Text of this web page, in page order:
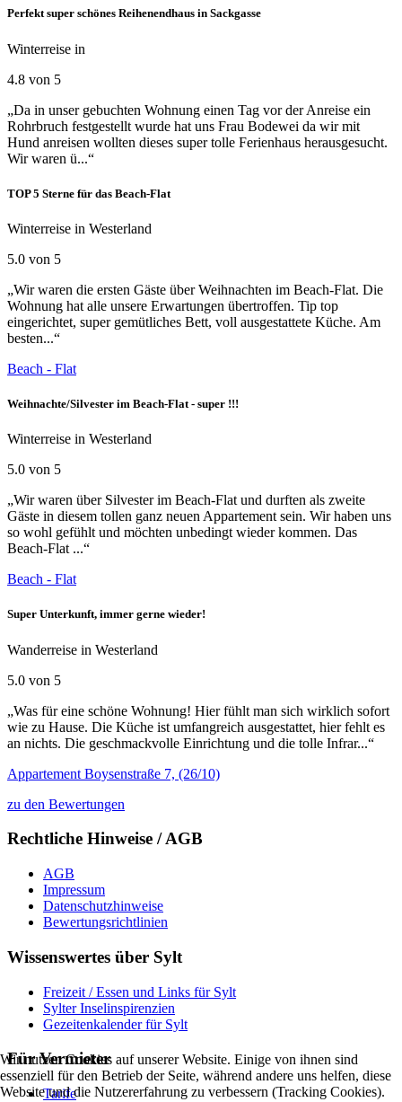
Perfekt super schönes Reihenendhaus in Sackgasse
Winterreise in
4.8 von 5
„Da in unser gebuchten Wohnung einen Tag vor der Anreise ein
Rohrbruch festgestellt wurde hat uns Frau Bodewei da wir mit
Hund anreisen wollten dieses super tolle Ferienhaus herausgesucht.
Wir waren ü...“
TOP 5 Sterne für das Beach-Flat
Winterreise in Westerland
5.0 von 5
„Wir waren die ersten Gäste über Weihnachten im Beach-Flat. Die
Wohnung hat alle unsere Erwartungen übertroffen. Tip top
eingerichtet, super gemütliches Bett, voll ausgestattete Küche. Am
besten...“
Beach - Flat
Weihnachte/Silvester im Beach-Flat - super !!!
Winterreise in Westerland
5.0 von 5
„Wir waren über Silvester im Beach-Flat und durften als zweite
Gäste in diesem tollen ganz neuen Appartement sein. Wir haben uns
so wohl gefühlt und möchten unbedingt wieder kommen. Das
Beach-Flat ...“
Beach - Flat
Super Unterkunft, immer gerne wieder!
Wanderreise in Westerland
5.0 von 5
„Was für eine schöne Wohnung! Hier fühlt man sich wirklich sofort
wie zu Hause. Die Küche ist umfangreich ausgestattet, hier fehlt es
an nichts. Die geschmackvolle Einrichtung und die tolle Infrar...“
Appartement Boysenstraße 7, (26/10)
zu den Bewertungen
Rechtliche Hinweise / AGB
AGB
Impressum
Datenschutzhinweise
Bewertungsrichtlinien
Wissenswertes über Sylt
Freizeit / Essen und Links für Sylt
Sylter Inselinspirenzien
Gezeitenkalender für Sylt
Für Vermieter
Tarife
Wir nutzen Cookies auf unserer Website. Einige von ihnen sind
essenziell für den Betrieb der Seite, während andere uns helfen, diese
Website und die Nutzererfahrung zu verbessern (Tracking Cookies).